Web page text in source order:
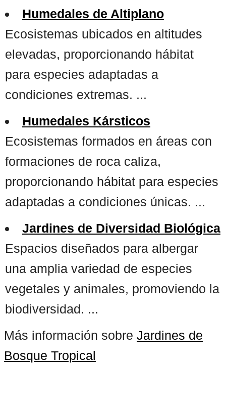
Humedales de Altiplano
Ecosistemas ubicados en altitudes
elevadas, proporcionando hábitat
para especies adaptadas a
condiciones extremas. ...
Humedales Kársticos
Ecosistemas formados en áreas con
formaciones de roca caliza,
proporcionando hábitat para especies
adaptadas a condiciones únicas. ...
Jardines de Diversidad Biológica
Espacios diseñados para albergar
una amplia variedad de especies
vegetales y animales, promoviendo la
biodiversidad. ...
Más información sobre Jardines de
Bosque Tropical